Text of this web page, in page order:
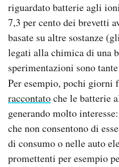
riguardato batterie agli
7,3 per cento dei brevetti
basate su altre sostanze
legati alla chimica di una
sperimentazioni sono
Per esempio, pochi giorni
raccontatoche le batterie
generando molto
che non consentono di
di consumo o nelle auto
promettenti per esempio